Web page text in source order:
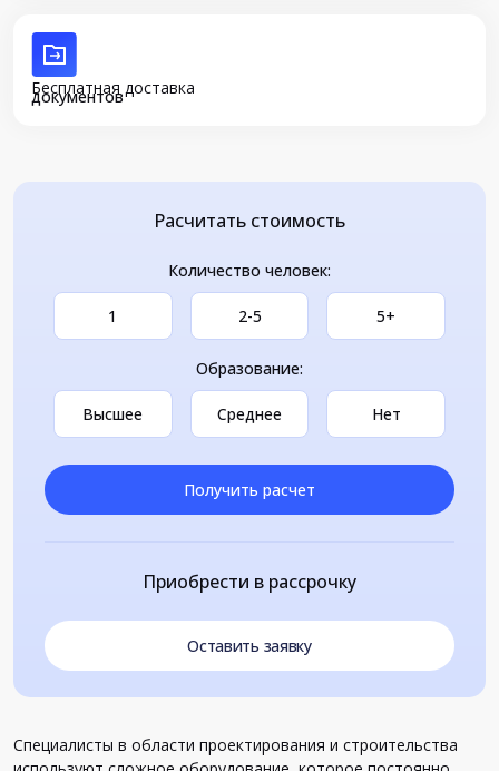
Бесплатная доставка
документов
Расчитать стоимость
Количество человек:
1 2-5 5+
Образование:
Высшее Среднее Нет
Получить расчет
Приобрести в рассрочку
Оставить заявку
Специалисты в области проектирования и строительства